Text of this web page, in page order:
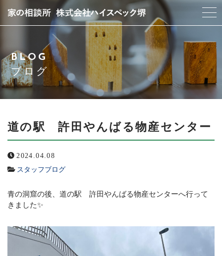
当社について
スタッフ紹介
アクセス
ブログ
お問い合わせ
オフィシャルサイト
BLOG
ブログ
道の駅 許田やんばる物産センター
2024.04.08
スタッフブログ
青の洞窟の後、道の駅 許田やんばる物産センターへ行って
きました✨